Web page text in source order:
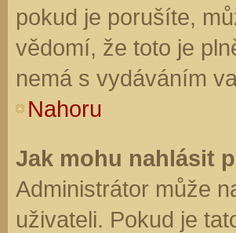
pokud je porušíte,
vědomí, že toto je
nemá s vydáváním
Nahoru
Jak mohu nahlásit
Administrátor může
uživateli. Pokud je